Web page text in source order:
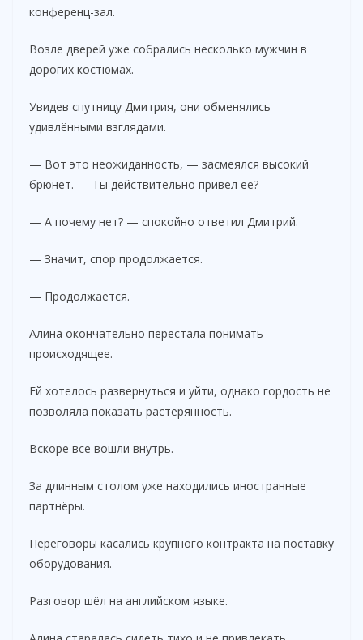
конференц-зал.
Возле дверей уже собрались несколько мужчин в
дорогих костюмах.
Увидев спутницу Дмитрия, они обменялись
удивлёнными взглядами.
— Вот это неожиданность, — засмеялся высокий
брюнет. — Ты действительно привёл её?
— А почему нет? — спокойно ответил Дмитрий.
— Значит, спор продолжается.
— Продолжается.
Алина окончательно перестала понимать
происходящее.
Ей хотелось развернуться и уйти, однако гордость не
позволяла показать растерянность.
Вскоре все вошли внутрь.
За длинным столом уже находились иностранные
партнёры.
Переговоры касались крупного контракта на поставку
оборудования.
Разговор шёл на английском языке.